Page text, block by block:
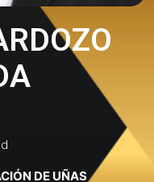
DE UÑAS